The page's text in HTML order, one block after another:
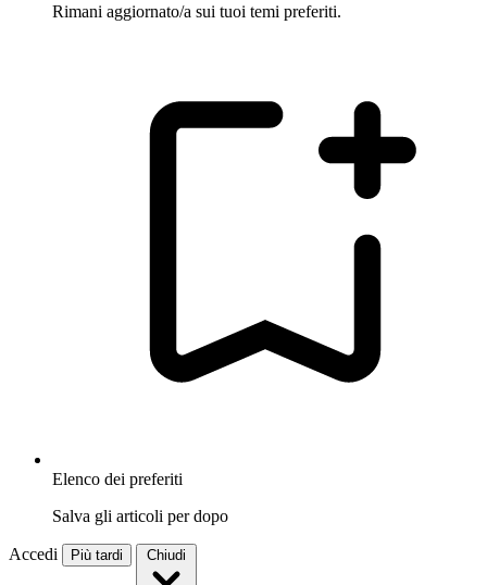
Rimani aggiornato/a sui tuoi temi preferiti.
Elenco dei preferiti
Salva gli articoli per dopo
Accedi Più tardi Chiudi